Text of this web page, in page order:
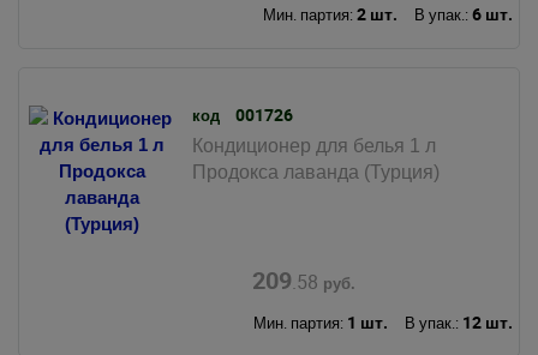
Мин. партия: 2 шт. В упак.: 6 шт.
код 001726
Кондиционер для белья 1 л
Продокса лаванда (Турция)
209.58 руб.
Мин. партия: 1 шт. В упак.: 12 шт.